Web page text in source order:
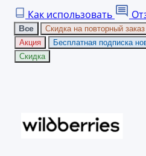
Как использовать
Все Скидка на повторный заказ
Акция
Бесплатная подписка
Скидка